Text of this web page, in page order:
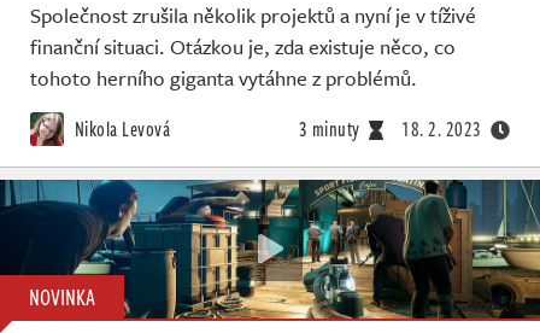
Společnost zrušila několik projektů a nyní je v tíživé
finanční situaci. Otázkou je, zda existuje něco, co
tohoto herního giganta vytáhne z problémů.
Nikola Levová 3 minuty 18. 2. 2023
NOVINKA